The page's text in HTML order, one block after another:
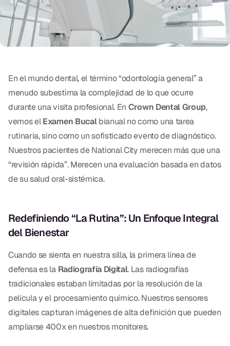
Programa Preventivo
Tratamiento de Conducto
RESTAURATIVO
All-on-4
Coronas y Fundas
Dentaduras
Implantes Dentales
Dentaduras en el Mismo Día
Implantes el Mismo Día
Reparaciones el Mismo Día
COSMÉTICA
En el mundo dental, el término “odontología general” a
menudo subestima la complejidad de lo que ocurre
durante una visita profesional. En Crown Dental Group,
vemos elExamen Bucalbianual no como una tarea
rutinaria, sino como un sofisticado evento de diagnóstico.
Nuestros pacientes de National City merecen más que una
“revisión rápida”. Merecen una evaluación basada en datos
de su salud oral-sistémica.
Redefiniendo “La Rutina”: Un Enfoque Integral
del Bienestar
Cuando se sienta en nuestra silla, la primera línea de
defensa es la Radiografía Digital. Las radiografías
tradicionales estaban limitadas por la resolución de la
película y el procesamiento químico. Nuestros sensores
digitales capturan imágenes de alta definición que pueden
ampliarse 400x en nuestros monitores.